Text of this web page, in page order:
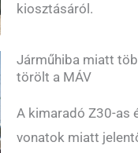
kiosztásáról.
Járműhiba miatt
törölt a MÁV
A kimaradó Z30-as
vonatok miatt